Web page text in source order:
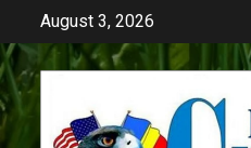
content
August 3, 2026